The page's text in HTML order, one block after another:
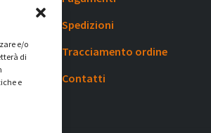
e/o
di
e
Spedizioni
Tracciamento ordine
Contatti